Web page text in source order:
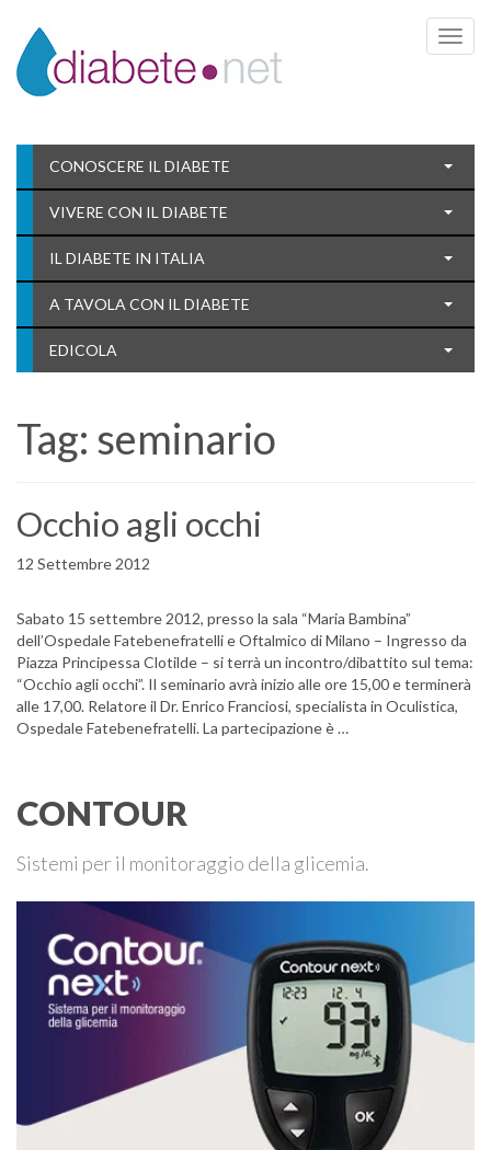
Toggle
CONOSCERE IL DIABETE
VIVERE CON IL DIABETE
IL DIABETE IN ITALIA
A TAVOLA CON IL DIABETE
EDICOLA
Tag: seminario
Occhio agli occhi
12 Settembre 2012
Sabato 15 settembre 2012, presso la sala “Maria Bambina”
dell’Ospedale Fatebenefratelli e Oftalmico di Milano – Ingresso da
Piazza Principessa Clotilde – si terrà un incontro/dibattito sul tema:
“Occhio agli occhi”. Il seminario avrà inizio alle ore 15,00 e terminerà
alle 17,00. Relatore il Dr. Enrico Franciosi, specialista in Oculistica,
Ospedale Fatebenefratelli. La partecipazione è …
CONTOUR
Sistemi per il monitoraggio della glicemia.